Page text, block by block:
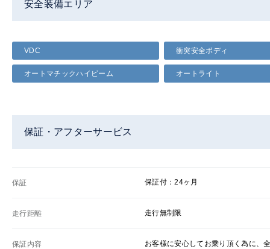
安全装備エリア
VDC 衝突安全ボディ
オートマチックハイビーム オートライト
保証・アフターサービス
保証 保証付：24ヶ月
走行距離 走行無制限
保証内容
お客様に安心してお乗り頂く為に、